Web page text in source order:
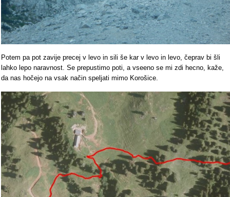
Potem pa pot zavije precej v levo in sili še kar v levo in levo, čeprav bi šli
lahko lepo naravnost. Se prepustimo poti, a vseeno se mi zdi hecno, kaže,
da nas hočejo na vsak način speljati mimo Korošice.